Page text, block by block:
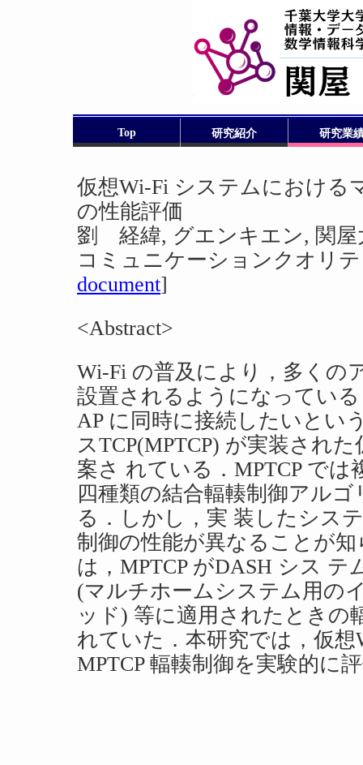
Top 研究紹介 研究業
仮想Wi-Fi システムにおける
の性能評価
劉 経緯, グエンキエン, 関屋
コミュニケーションクオリ
document]
<Abstract>
Wi-Fi の普及により，多くの
設置されるようになってい
AP に同時に接続したいとい
スTCP(MPTCP) が実装され
案さ れている．MPTCP では
四種類の結合輻輳制御アル
る．しかし，実 装したシス
制御の性能が異なることが
は，MPTCP がDASH シス テ
(マルチホームシステム用の
ッド) 等に適用されたときの
れていた．本研究では，仮
MPTCP 輻輳制御を実験的に